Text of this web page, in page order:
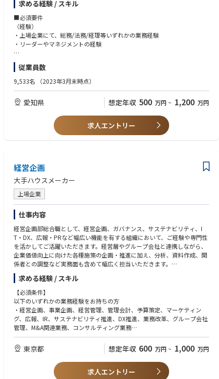
■勤怠管理、給与計算
・従業員勤怠データチェック
・社会保険手続き事務
■採用業務
・面接日程調整
・企業ガイダンス対応
・工場見学案内対応
■組織構成
6名（Mgr、人事労務担当、中途採用担当、総務および新卒採用担当、勤怠
給与担当、派遣事務）
■キャリアパス
メンバー→人事グループ総務チームリーダー→人事グループMgr
行と他部門・現場との業務課題を解決します。
●業務内容詳細
（1）取締役会運営・株主総会事務業務 ※入社後まずお任せしたい業務
・総会資料・議事録の作成
・登記関連手続き
・社外への情報提供・議事録管理
・役員承諾書の作成・管理 等
・社内規程の改定審査・管理
・規程文書の一元管理
・顧客からの問い合わせ対応（本店経由）
（4）防災・危機管理対応
・BCP（事業継続計画）の整備
・災害訓練の企画・実施
・自治体との災害協定の締結など
（5）役員の秘書業務
・社内外のスケジュール調整
・来訪者対応
・役員報酬制度の管理・支払手続き
（6）他の部署に属さない諸事項の調整・処理、その他同社の命ずる業務
・備品管理
・施設管理者との調整（清掃・修繕手配など）等
●配属組織のミッション
職場の従業員等に、安全・健康で、前向きに気持ちよく業務を遂行いただ
けるよう、必要な支援は何かを常に考え、実践します。総務部門において
は、専門領域の異なる業務を幅広く分掌しており、担当業務の定形・標
準・効率化に努めるのみならず、担当業務以外の業務への理解を深め、知
識や能力を常に向上させていきます。
れる存在であり続けることを目指します。
求める経験 / スキル
■必須要件
（経験）
・上場企業にて、総務/法務/経理等いずれかの業務経験
・リーダーやマネジメントの経験
（求める人物像）
・論理的に物事を考えることができ、常に業務の本質を追求できる。
・目標達成に向けて、周囲を巻き込み、かつ、自身の能力の向上を継続的
・職場内や他部門と円滑なコミュニケーションがとれる。
・複数業務のタスク管理を適切に実施しながら業務を遂行できる。
が豊富
（資格）
・法律（例：ビジネス実務法務検定２級）・簿記会計（例：日商簿記検定
２級）の資格など
従業員数
9,533名 （2023年3月末時点）
愛知県 想定年収 500 万円 ~ 1,200 万円
求人エントリー
経営企画
大手ハウスメーカー
上場企業
仕事内容
経営企画部総合職として、経営企画、ガバナンス、サステナビリティ、I
T・DX、広報・PRなど幅広い機能を有する組織において、ご経験や専門性
を活かしてご活躍いただきます。経営層やグループ会社と連携しながら、
企業価値向上に向けた各種施策の企画・推進に加え、分析、資料作成、関
係者との調整など実務面も含めて幅広く担当いただきます。
〇主な業務内容
・市場分析、競合分析、自社分析・経営分析および経営戦略の立案
・グループ会社管理及びガバナンス強化・IR、広報、PR業務
・コーポレートブランディングおよびマーケティング施策の企画・推進
・サステナビリティ関連施策の企画
・立案・DX推進および業務改革・経営会議、取締役会資料等の作成
・その他企業価値向上に関する各種施策の企画、推進など
求める経験 / スキル
【必須条件】
以下のいずれかの業務経験をお持ちの方
・経営企画、事業企画、経営管理、管理会計、予算策定、マーケティン
グ、広報、IR、サステナビリティ推進、DX推進、業務改革、グループ会社
管理、M&A関連業務、コンサルティング業務
【歓迎条件】
経営企画、事業企画、経営管理等の経験コンサルティングファームまたは
事業会社の企画部門での経験IR、広報、サステナビリティ、DX推進等の経
東京都 想定年収 600 万円 ~ 1,000 万円
求人エントリー